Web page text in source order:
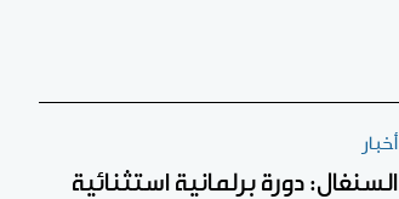
أخبار
السنغال: دورة برلمانية استثنائية